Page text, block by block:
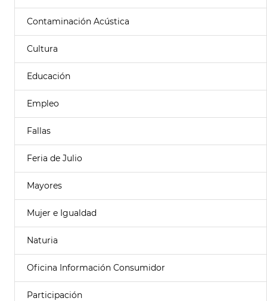
Contaminación Acústica
Cultura
Educación
Empleo
Fallas
Feria de Julio
Mayores
Mujer e Igualdad
Naturia
Oficina Información Consumidor
Participación